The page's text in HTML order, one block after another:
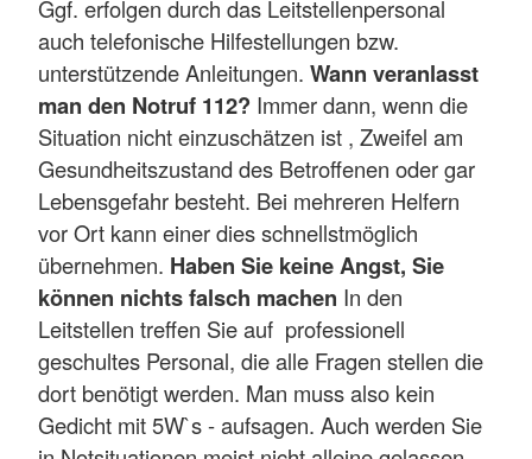
Ggf. erfolgen durch das Leitstellenpersonal
auch telefonische Hilfestellungen bzw.
unterstützende Anleitungen. Wann veranlasst
man den Notruf 112? Immer dann, wenn die
Situation nicht einzuschätzen ist , Zweifel am
Gesundheitszustand des Betroffenen oder gar
Lebensgefahr besteht. Bei mehreren Helfern
vor Ort kann einer dies schnellstmöglich
übernehmen. Haben Sie keine Angst, Sie
können nichts falsch machen In den
Leitstellen treffen Sie auf professionell
geschultes Personal, die alle Fragen stellen die
dort benötigt werden. Man muss also kein
Gedicht mit 5W`s - aufsagen. Auch werden Sie